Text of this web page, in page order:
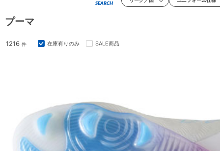
SEARCH
プーマ
1216 件 在庫有りのみ SALE商品